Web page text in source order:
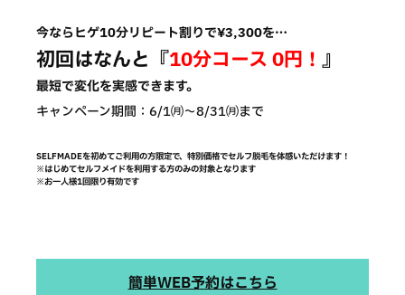
今ならヒゲ10分リピート割りで¥3,300を…
初回はなんと『10分コース 0円！ 』
最短で変化を実感できます。
キャンペーン期間：6/1㈪～8/31㈪まで
SELFMADEを初めてご利用の方限定で、特別価格でセルフ脱毛を体感いただけます！
※はじめてセルフメイドを利用する方のみの対象となります
※お一人様1回限り有効です
簡単WEB予約はこちら